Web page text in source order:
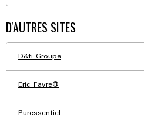
D'AUTRES SITES
D&fi Groupe
Eric Favre®
Puressentiel